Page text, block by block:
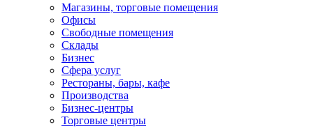
Магазины, торговые помещения
Офисы
Свободные помещения
Склады
Бизнес
Сфера услуг
Рестораны, бары, кафе
Производства
Бизнес-центры
Торговые центры